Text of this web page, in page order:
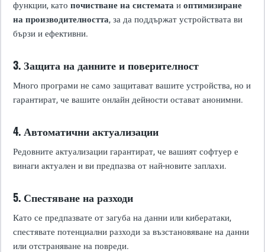
функции, като почистване на системата и оптимизиране
на производителността, за да поддържат устройствата ви
бързи и ефективни.
3. Защита на данните и поверителност
Много програми не само защитават вашите устройства, но и
гарантират, че вашите онлайн дейности остават анонимни.
4. Автоматични актуализации
Редовните актуализации гарантират, че вашият софтуер е
винаги актуален и ви предпазва от най-новите заплахи.
5. Спестяване на разходи
Като се предпазвате от загуба на данни или кибератаки,
спестявате потенциални разходи за възстановяване на данни
или отстраняване на повреди.